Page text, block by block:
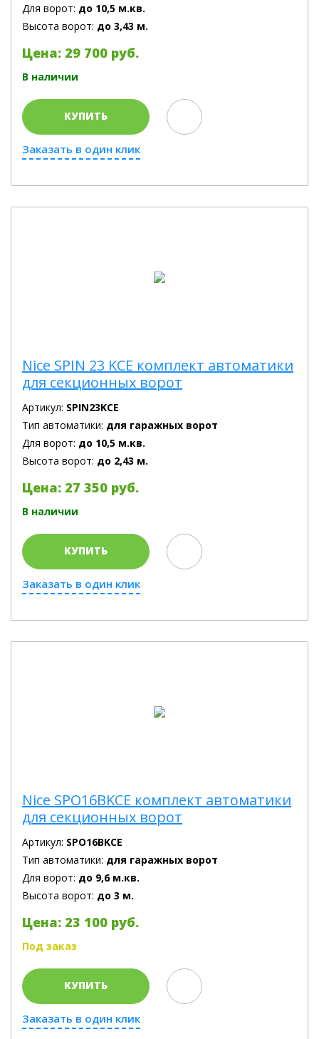
Для ворот: до 10,5 м.кв.
Высота ворот: до 3,43 м.
Цена: 29 700 руб.
В наличии
КУПИТЬ
Заказать в один клик
Nice SPIN 23 KCE комплект автоматики
для секционных ворот
Артикул: SPIN23KCE
Тип автоматики: для гаражных ворот
Для ворот: до 10,5 м.кв.
Высота ворот: до 2,43 м.
Цена: 27 350 руб.
В наличии
КУПИТЬ
Заказать в один клик
Nice SPO16BKCE комплект автоматики
для секционных ворот
Артикул: SPO16BKCE
Тип автоматики: для гаражных ворот
Для ворот: до 9,6 м.кв.
Высота ворот: до 3 м.
Цена: 23 100 руб.
Под заказ
КУПИТЬ
Заказать в один клик